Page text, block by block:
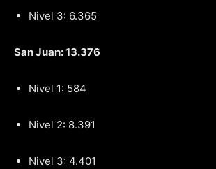
Nivel 3: 6.365
San Juan: 13.376
Nivel 1: 584
Nivel 2: 8.391
Nivel 3: 4.401